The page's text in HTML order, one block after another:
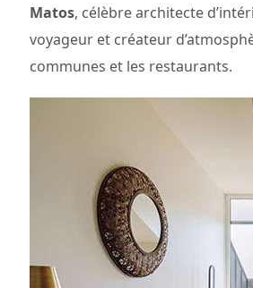
Matos, célèbre architecte
voyageur et créateur
communes et les restaurants.